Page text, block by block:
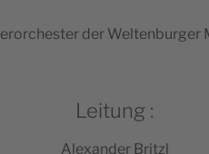
der Wel­ten­bur­ger
Leitung :
Alexan­der Britzl